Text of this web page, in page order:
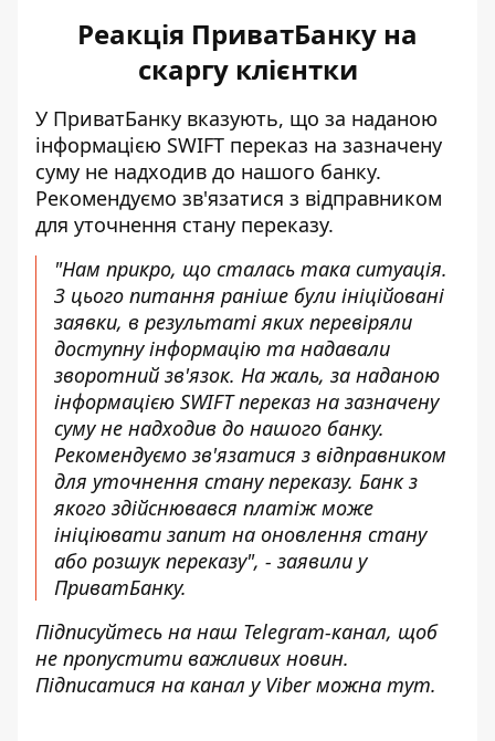
Реакція ПриватБанку на
скаргу клієнтки
У ПриватБанку вказують, що за наданою
інформацією SWIFT переказ на зазначену
суму не надходив до нашого банку.
Рекомендуємо зв'язатися з відправником
для уточнення стану переказу.
"Нам прикро, що сталась така ситуація.
З цього питання раніше були ініційовані
заявки, в результаті яких перевіряли
доступну інформацію та надавали
зворотний зв'язок. На жаль, за наданою
інформацією SWIFT переказ на зазначену
суму не надходив до нашого банку.
Рекомендуємо зв'язатися з відправником
для уточнення стану переказу. Банк з
якого здійснювався платіж може
ініціювати запит на оновлення стану
або розшук переказу", - заявили у
ПриватБанку.
Підписуйтесь на наш Telegram-канал, щоб
не пропустити важливих новин.
Підписатися на канал у Viber можна тут.